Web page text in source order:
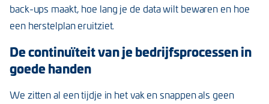
back-ups maakt, hoe lang je de data wilt bewaren en hoe
een herstelplan eruitziet.
De continuïteit van je bedrijfsprocessen in
goede handen
We zitten al een tijdje in het vak en snappen als geen